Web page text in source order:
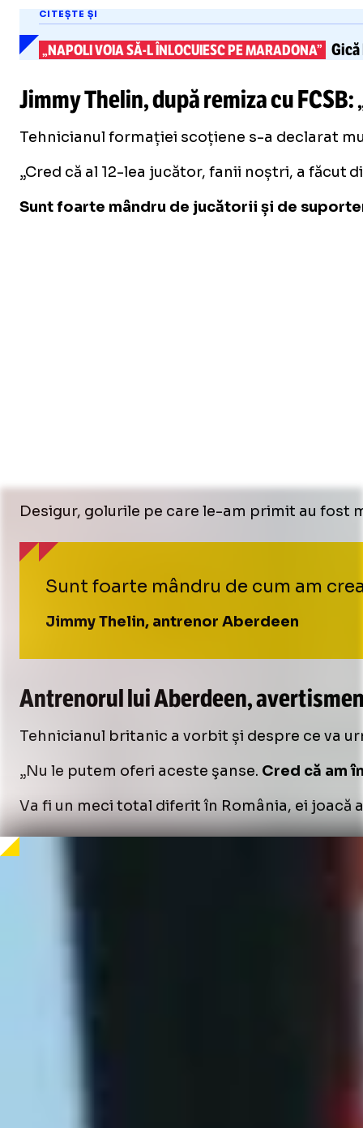
CITEȘTE ȘI
„NAPOLI VOIASĂ-LÎNLOCUIESC PE MARADONA”
Jimmy Thelin, după remiza cu
Tehnicianul formației scoțiene s-a declarat
„Cred că al 12-lea jucător, fanii noștri, a făcut
Sunt foarte mândru de jucătorii și de
Desigur, golurile pe care le-am primit au fost
Sunt foarte mândru de cum am
Jimmy Thelin, antrenor Aberdeen
Antrenorul lui Aberdeen,
Tehnicianul britanic a vorbit și despre ce va
„Nu le putem oferi aceste şanse. Cred că am
Va fi un meci total diferit în România, ei joacă